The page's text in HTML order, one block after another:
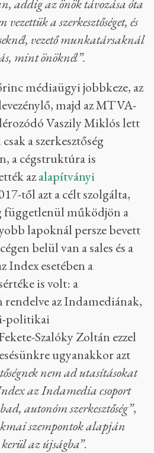
addig az önök távozása óta
a szerkesztőséget, és
vezető munkatársaknál
mint önöknél”.
médiaügyi jobbkeze, az
majd az MTVA-
Vaszily Miklós lett
a szerkesztőség
a cégstruktúra is
azalapítványi
től azt a célt szolgálta,
függetlenül működjön a
lapoknál persze bevett
belül van a sales és a
Index esetében a
is volt: a
rendelve az Indamediának,
politikai
Szalóky Zoltán ezzel
ugyanakkor azt
nem ad utasításokat
az Indamedia csoport
autonóm szerkesztőség”,
szempontok alapján
az újságba”.